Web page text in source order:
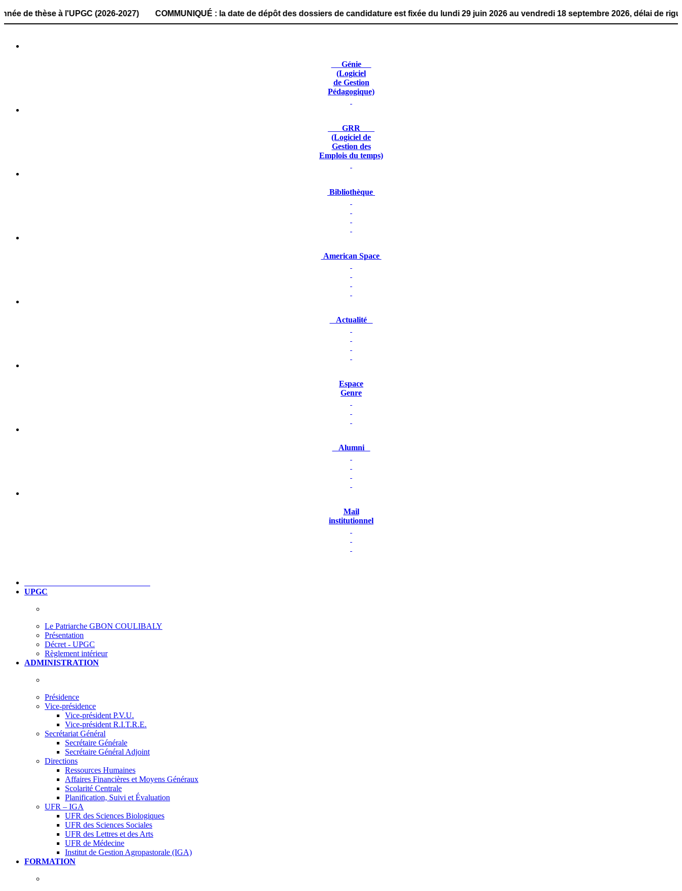
à l'UPGC (2026-2027) COMMUNIQUÉ : la date de dépôt des dossiers de candidature est fixée du lundi 29 juin 2026 au vendredi 18 septembre 2026, délai de
Génie
(Logiciel
de Gestion
Pédagogique)
GRR
(Logiciel de
Gestion des
Emplois du temps)
Bibliothèque
American Space
Actualité
Espace
Genre
Alumni
Mail
institutionnel
UPGC
Le Patriarche GBON COULIBALY
Présentation
Décret - UPGC
Règlement intérieur
ADMINISTRATION
Présidence
Vice-présidence
Vice-président P.V.U.
Vice-président R.I.T.R.E.
Secrétariat Général
Secrétaire Générale
Secrétaire Général Adjoint
Directions
Ressources Humaines
Affaires Financières et Moyens Généraux
Scolarité Centrale
Planification, Suivi et Évaluation
UFR – IGA
UFR des Sciences Biologiques
UFR des Sciences Sociales
UFR des Lettres et des Arts
UFR de Médecine
Institut de Gestion Agropastorale (IGA)
FORMATION